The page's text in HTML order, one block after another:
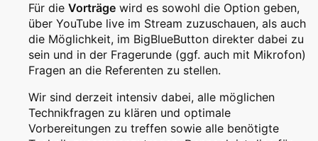
Für die Vorträge wird es sowohl die Option geben,
über YouTube live im Stream zuzuschauen, als auch
die Möglichkeit, im BigBlueButton direkter dabei zu
sein und in der Fragerunde (ggf. auch mit Mikrofon)
Fragen an die Referenten zu stellen.
Wir sind derzeit intensiv dabei, alle möglichen
Technikfragen zu klären und optimale
Vorbereitungen zu treffen sowie alle benötigte